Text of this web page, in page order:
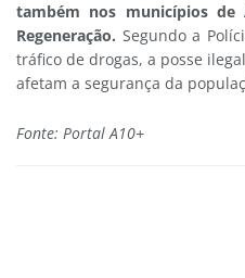
também nos municípios de
Regeneração. Segundo a
tráfico de drogas, a posse
afetam a segurança da
Fonte: Portal A10+